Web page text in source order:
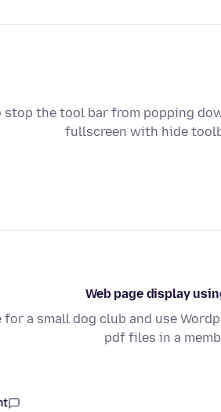
the tool bar from popping
fullscreen with hide
Web page display
a small dog club and use
pdf files in a